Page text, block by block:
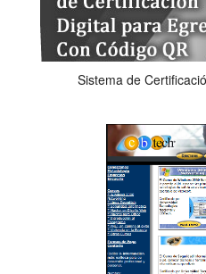
Sistema de